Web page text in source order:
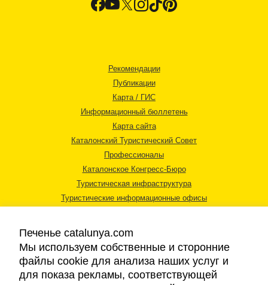
Рекомендации
Публикации
Карта / ГИС
Информационный бюллетень
Карта сайта
Каталонский Туристический Совет
Профессионалы
Каталонское Конгресс-Бюро
Туристическая инфраструктура
Туристические информационные офисы
Правовая информация
Печенье catalunya.com
Мы используем собственные и сторонние
файлы cookie для анализа наших услуг и
для показа рекламы, соответствующей